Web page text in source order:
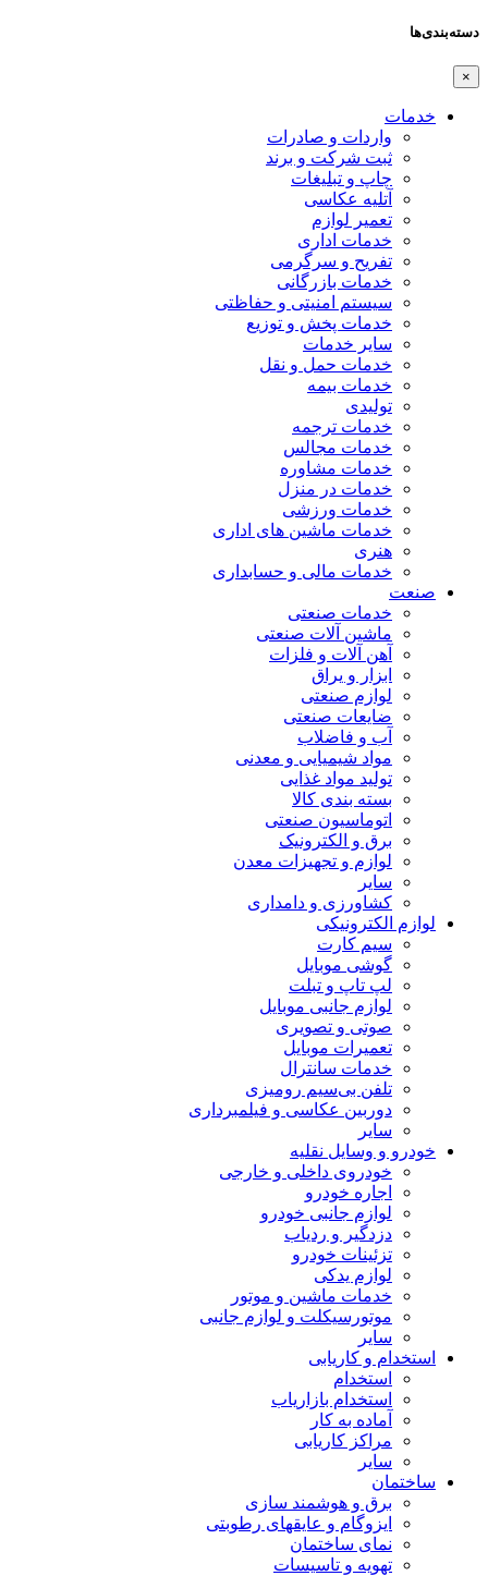
دسته‌بندی‌ها
×
خدمات
واردات و صادرات
ثبت شرکت و برند
چاپ و تبلیغات
آتلیه عکاسی
تعمیر لوازم
خدمات اداری
تفریح و سرگرمی
خدمات بازرگانی
سیستم امنیتی و حفاظتی
خدمات پخش و توزیع
سایر خدمات
خدمات حمل و نقل
خدمات بیمه
تولیدی
خدمات ترجمه
خدمات مجالس
خدمات مشاوره
خدمات در منزل
خدمات ورزشی
خدمات ماشین های اداری
هنری
خدمات مالی و حسابداری
صنعت
خدمات صنعتی
ماشین آلات صنعتی
آهن آلات و فلزات
ابزار و یراق
لوازم صنعتی
ضایعات صنعتی
آب و فاضلاب
مواد شیمیایی و معدنی
تولید مواد غذایی
بسته بندی کالا
اتوماسیون صنعتی
برق و الکترونیک
لوازم و تجهیزات معدن
سایر
کشاورزی و دامداری
لوازم الکترونیکی
سیم کارت
گوشی موبایل
لپ تاپ و تبلت
لوازم جانبی موبایل
صوتی و تصویری
تعمیرات موبایل
خدمات سانترال
تلفن بی‌سیم رومیزی
دوربین عکاسی و فیلمبرداری
سایر
خودرو و وسایل نقلیه
خودروی داخلی و خارجی
اجاره خودرو
لوازم جانبی خودرو
دزدگیر و ردیاب
تزئینات خودرو
لوازم یدکی
خدمات ماشین و موتور
موتورسیکلت و لوازم جانبی
سایر
استخدام و کاریابی
استخدام
استخدام بازاریاب
آماده به کار
مراکز کاریابی
سایر
ساختمان
برق و هوشمند سازی
ایزوگام و عایقهای رطوبتی
نمای ساختمان
تهویه و تاسیسات